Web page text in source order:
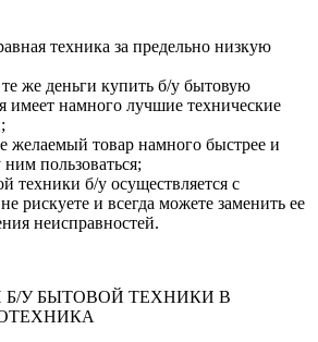
техника за предельно низкую
же деньги купить б/у бытовую
имеет намного лучшие технические
желаемый товар намного быстрее и
ним пользоваться;
техники б/у осуществляется с
рискуете и всегда можете заменить ее
неисправностей.
У БЫТОВОЙ ТЕХНИКИ В